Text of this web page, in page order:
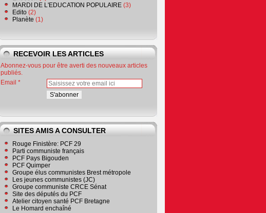
MARDI DE L'EDUCATION POPULAIRE (3)
Edito (2)
Planète (1)
RECEVOIR LES ARTICLES
Abonnez-vous pour être averti des nouveaux articles
publiés.
Email
SITES AMIS A CONSULTER
Rouge Finistère: PCF 29
Parti communiste français
PCF Pays Bigouden
PCF Quimper
Groupe élus communistes Brest métropole
Les jeunes communistes (JC)
Groupe communiste CRCE Sénat
Site des députés du PCF
Atelier citoyen santé PCF Bretagne
Le Homard enchaîné